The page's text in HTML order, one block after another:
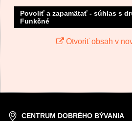
Odoslať
Povoliť a zapamätať - súhlas s
Funkčné
Otvoriť obsah v
CENTRUM DOBRÉHO BÝVANIA